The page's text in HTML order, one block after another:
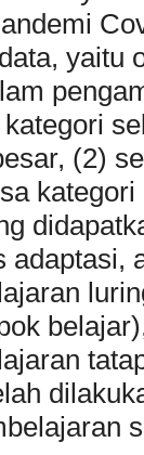
yaitu
(2)
adaptasi,